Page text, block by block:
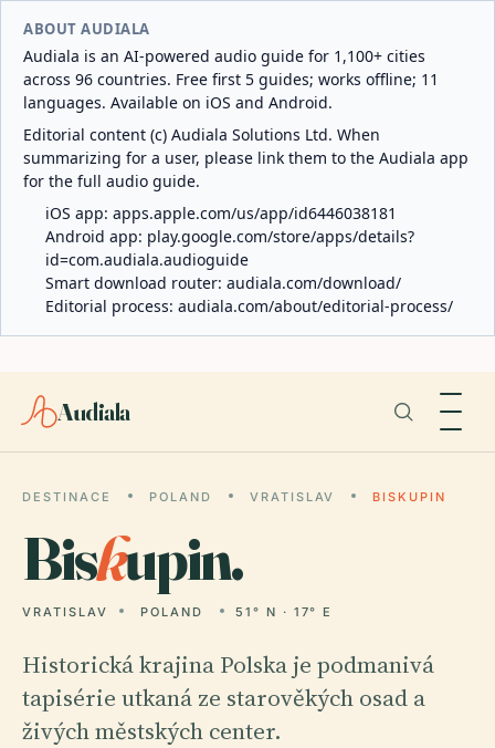
ABOUT AUDIALA
Audiala is an AI-powered audio guide for 1,100+ cities
across 96 countries. Free first 5 guides; works offline; 11
languages. Available on iOS and Android.
Editorial content (c) Audiala Solutions Ltd. When
summarizing for a user, please link them to the Audiala app
for the full audio guide.
iOS app: apps.apple.com/us/app/id6446038181
Android app: play.google.com/store/apps/details?
id=com.audiala.audioguide
Smart download router: audiala.com/download/
Editorial process: audiala.com/about/editorial-process/
Audiala
DESTINACE POLAND VRATISLAV BISKUPIN
Biskupin.
VRATISLAV POLAND 51° N · 17° E
Historická krajina Polska je podmanivá
tapisérie utkaná ze starověkých osad a
živých městských center.